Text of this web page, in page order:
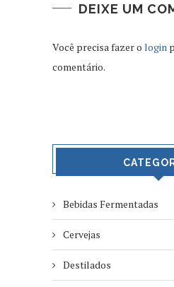
DEIXE UM
Você precisa fazer o login
comentário.
Bebidas Fermentadas
Cervejas
Destilados